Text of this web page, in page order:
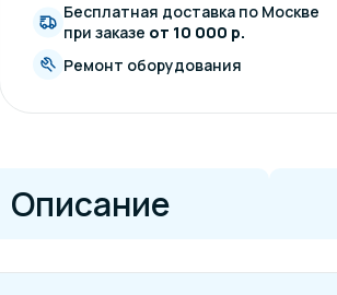
Бесплатная доставка по Москве
при заказе от 10 000 р.
Ремонт оборудования
Описание